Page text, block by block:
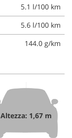
5.1 l/100 km
5.6 l/100 km
144.0 g/km
Altezza: 1,67 m